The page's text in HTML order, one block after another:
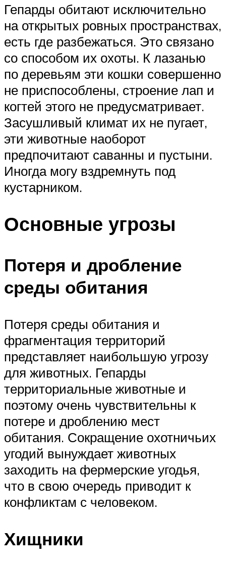
Гепарды обитают исключительно
на открытых ровных пространствах,
есть где разбежаться. Это связано
со способом их охоты. К лазанью
по деревьям эти кошки совершенно
не приспособлены, строение лап и
когтей этого не предусматривает.
Засушливый климат их не пугает,
эти животные наоборот
предпочитают саванны и пустыни.
Иногда могу вздремнуть под
кустарником.
Основные угрозы
Потеря и дробление
среды обитания
Потеря среды обитания и
фрагментация территорий
представляет наибольшую угрозу
для животных. Гепарды
территориальные животные и
поэтому очень чувствительны к
потере и дроблению мест
обитания. Сокращение охотничьих
угодий вынуждает животных
заходить на фермерские угодья,
что в свою очередь приводит к
конфликтам с человеком.
Хищники